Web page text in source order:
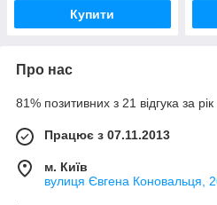
Купити
Про нас
81% позитивних з 21 відгука за рік
Працює з 07.11.2013
м. Київ
вулиця Євгена Коновальця,